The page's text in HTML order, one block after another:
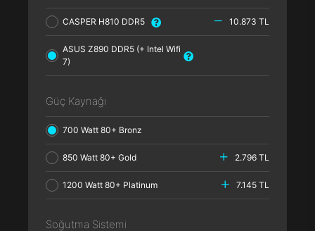
CASPER H810 DDR5 10.873 TL
ASUS Z890 DDR5 (+ Intel Wifi
7)
Güç Kaynağı
700 Watt 80+ Bronz
850 Watt 80+ Gold 2.796 TL
1200 Watt 80+ Platinum 7.145 TL
Soğutma Sistemi